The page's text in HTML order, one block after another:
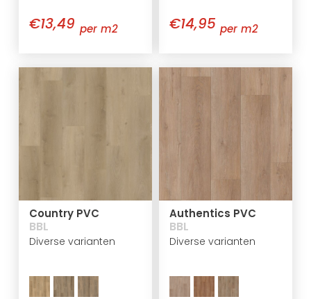
€13,49 per m2 €14,95 per m2
Country PVC
BBL
Diverse varianten
Authentics PVC
BBL
Diverse varianten